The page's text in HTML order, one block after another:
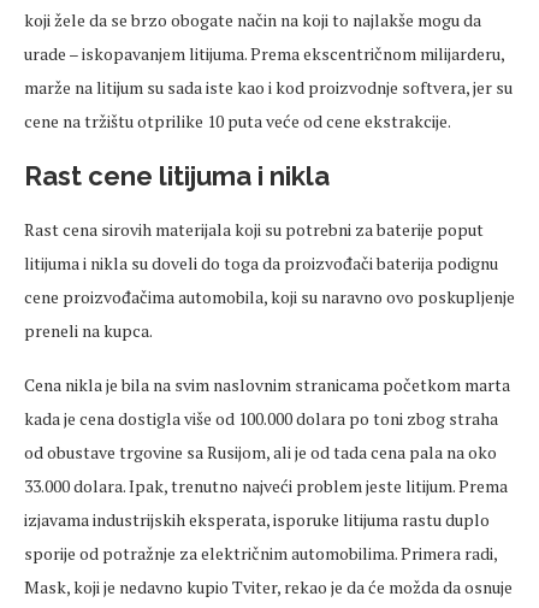
koji žele da se brzo obogate način na koji to najlakše mogu da
urade – iskopavanjem litijuma. Prema ekscentričnom milijarderu,
marže na litijum su sada iste kao i kod proizvodnje softvera, jer su
cene na tržištu otprilike 10 puta veće od cene ekstrakcije.
Rast cene litijuma i nikla
Rast cena sirovih materijala koji su potrebni za baterije poput
litijuma i nikla su doveli do toga da proizvođači baterija podignu
cene proizvođačima automobila, koji su naravno ovo poskupljenje
preneli na kupca.
Cena nikla je bila na svim naslovnim stranicama početkom marta
kada je cena dostigla više od 100.000 dolara po toni zbog straha
od obustave trgovine sa Rusijom, ali je od tada cena pala na oko
33.000 dolara. Ipak, trenutno najveći problem jeste litijum. Prema
izjavama industrijskih eksperata, isporuke litijuma rastu duplo
sporije od potražnje za električnim automobilima. Primera radi,
Mask, koji je nedavno kupio Tviter, rekao je da će možda da osnuje